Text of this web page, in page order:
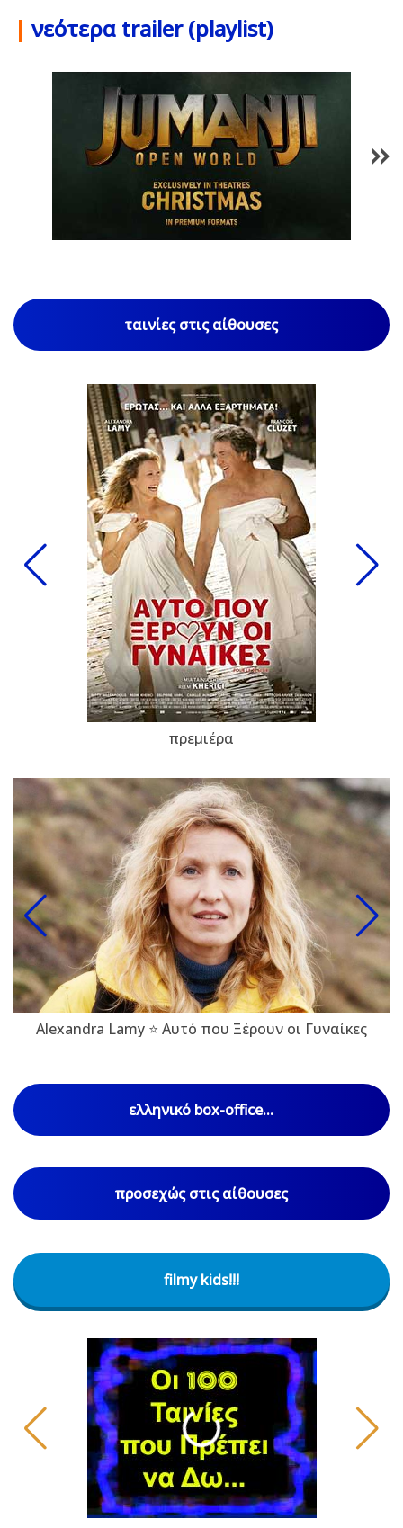
| νεότερα trailer (playlist)
1/85
ταινίες στις αίθουσες
πρεμιέρα
Alexandra Lamy ⭐ Αυτό που Ξέρουν οι Γυναίκες
ελληνικό box-office...
προσεχώς στις αίθουσες
filmy kids!!!